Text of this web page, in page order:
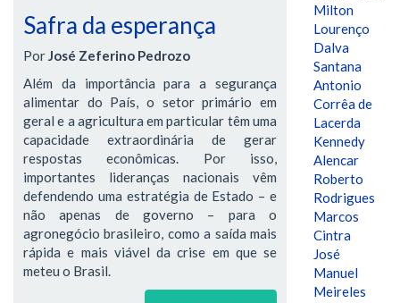
Safra da esperança
PorJosé Zeferino Pedrozo
Além da importância para a segurança
alimentar do País, o setor primário em
geral e a agricultura em particular têm uma
capacidade extraordinária de gerar
respostas econômicas. Por isso,
importantes lideranças nacionais vêm
defendendo uma estratégia de Estado – e
não apenas de governo – para o
agronegócio brasileiro, como a saída mais
rápida e mais viável da crise em que se
meteu o Brasil.
Milton
Lourenço
Dalva
Santana
Antonio
Corrêa de
Lacerda
Kennedy
Alencar
Roberto
Rodrigues
Marcos
Cintra
José
Manuel
Meireles